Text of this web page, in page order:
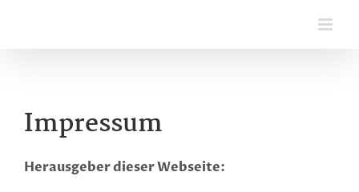
Impressum
Herausgeber dieser Webseite: